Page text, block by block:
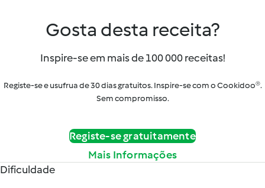
Gosta desta receita?
Inspire-se em mais de 100 000 receitas!
Registe-se e usufrua de 30 dias gratuitos. Inspire-se com o Cookidoo®.
Sem compromisso.
Registe-se gratuitamente
Mais Informações
Dificuldade